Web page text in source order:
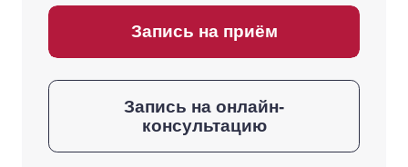
Запись на приём
Запись на онлайн-
консультацию